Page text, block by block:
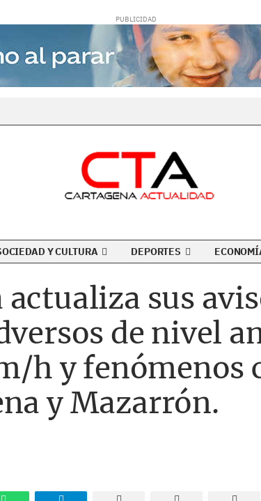
Y CULTURA DEPORTES
sus
de nivel
h y fenómenos
y Mazarrón.